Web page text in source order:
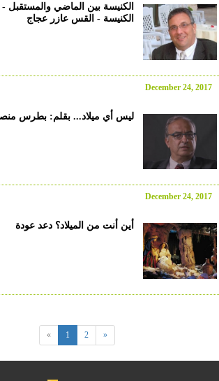
الكنيسة بين الماضي والمستقبل -
الكنيسة - القس عازر عجاج
December 24, 2017
ليس أي ميلاد... بقلم: بطرس
December 24, 2017
أين أنت من الميلاد؟ دعد عودة
« 1 2 »